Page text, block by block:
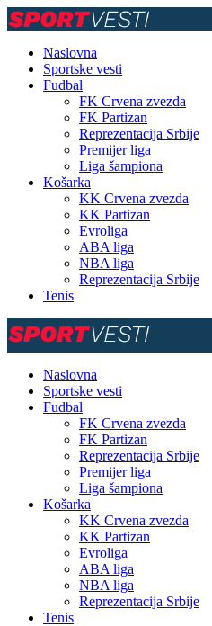
Naslovna
Sportske vesti
Fudbal
FK Crvena zvezda
FK Partizan
Reprezentacija Srbije
Premijer liga
Liga šampiona
Košarka
KK Crvena zvezda
KK Partizan
Evroliga
ABA liga
NBA liga
Reprezentacija Srbije
Tenis
Naslovna
Sportske vesti
Fudbal
FK Crvena zvezda
FK Partizan
Reprezentacija Srbije
Premijer liga
Liga šampiona
Košarka
KK Crvena zvezda
KK Partizan
Evroliga
ABA liga
NBA liga
Reprezentacija Srbije
Tenis